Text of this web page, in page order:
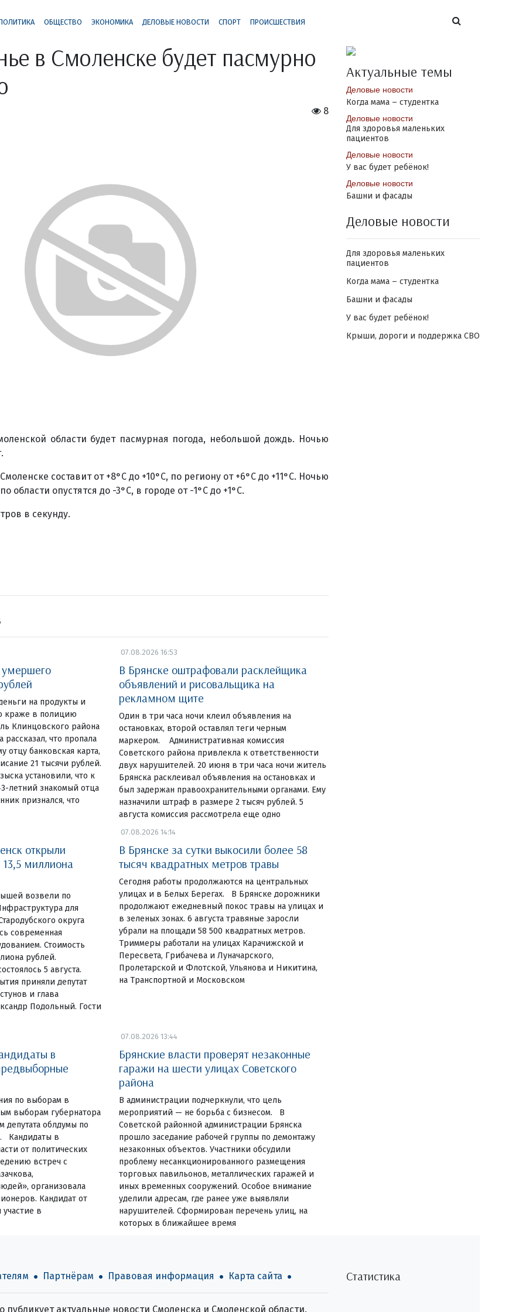
ОБЩЕСТВО ЭКОНОМИКА ДЕЛОВЫЕ НОВОСТИ СПОРТ ПРОИСШЕСТВИЯ
в Смоленске будет пасмурно
8
области будет пасмурная погода, небольшой дождь. Ночью
составит от +8°С до +10°С, по региону от +6°С до +11°С. Ночью
области опустятся до -3°С, в городе от -1°С до +1°С.
в секунду.
умершего
на продукты и
краже в полицию
Клинцовского района
что пропала
отцу банковская карта,
21 тысячи рублей.
установили, что к
летний знакомый отца
признался, что
07.08.2026 16:53
В Брянске оштрафовали расклейщика
объявлений и рисовальщика на
рекламном щите
Один в три часа ночи клеил объявления на
остановках, второй оставлял теги черным
маркером. Административная комиссия
Советского района привлекла к ответственности
двух нарушителей. 20 июня в три часа ночи житель
Брянска расклеивал объявления на остановках и
был задержан правоохранительными органами. Ему
назначили штраф в размере 2 тысяч рублей. 5
августа комиссия рассмотрела еще одно
открыли
миллиона
возвели по
для
округа
современная
Стоимость
рублей.
5 августа.
приняли депутат
и глава
Подольный. Гости
07.08.2026 14:14
В Брянске за сутки выкосили более 58
тысяч квадратных метров травы
Сегодня работы продолжаются на центральных
улицах и в Белых Берегах. В Брянске дорожники
продолжают ежедневный покос травы на улицах и
в зеленых зонах. 6 августа травяные заросли
убрали на площади 58 500 квадратных метров.
Триммеры работали на улицах Карачижской и
Пересвета, Грибачева и Луначарского,
Пролетарской и Флотской, Ульянова и Никитина,
на Транспортной и Московском
в
по выборам в
выборам губернатора
облдумы по
Кандидаты в
от политических
встреч с
организовала
Кандидат от
в
07.08.2026 13:44
Брянские власти проверят незаконные
гаражи на шести улицах Советского
района
В администрации подчеркнули, что цель
мероприятий — не борьба с бизнесом. В
Советской районной администрации Брянска
прошло заседание рабочей группы по демонтажу
незаконных объектов. Участники обсудили
проблему несанкционированного размещения
торговых павильонов, металлических гаражей и
иных временных сооружений. Особое внимание
уделили адресам, где ранее уже выявляли
нарушителей. Сформирован перечень улиц, на
которых в ближайшее время
Актуальные темы
Деловые новости
Когда мама – студентка
Деловые новости
Для здоровья маленьких
пациентов
Деловые новости
У вас будет ребёнок!
Деловые новости
Башни и фасады
Деловые новости
Для здоровья маленьких
пациентов
Когда мама – студентка
Башни и фасады
У вас будет ребёнок!
Крыши, дороги и поддержка СВО
Партнёрам Правовая информация Карта сайта
публикует актуальные новости Смоленска и Смоленской области.
Статистика